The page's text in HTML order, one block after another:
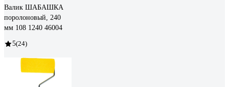
Валик ШАБАШКА
поролоновый, 240
мм 108 1240 46004
5(24)